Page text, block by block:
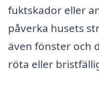
fuktskador eller
påverka husets
även fönster och
röta eller